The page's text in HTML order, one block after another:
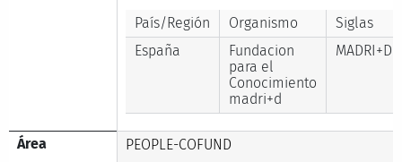
País/Región Organismo
Siglas
España
Fundacion
para el
Conocimiento
madri+d
MADRI+D
Área PEOPLE-COFUND